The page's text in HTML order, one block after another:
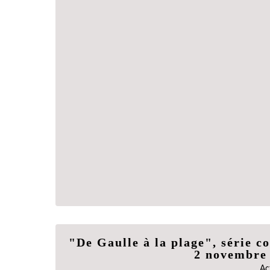
"De Gaulle à la plage", série
2